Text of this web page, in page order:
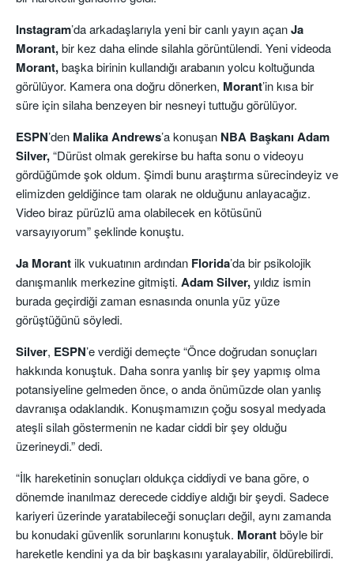
Instagram’da arkadaşlarıyla yeni bir canlı yayın açanJa
Morant,bir kez daha elinde silahla görüntülendi. Yeni videoda
Morant,başka birinin kullandığı arabanın yolcu koltuğunda
görülüyor. Kamera ona doğru dönerken, Morant’in kısa bir
süre için silaha benzeyen bir nesneyi tuttuğu görülüyor.
ESPN’den Malika Andrews’a konuşan NBA Başkanı Adam
Silver,“Dürüst olmak gerekirse bu hafta sonu o videoyu
gördüğümde şok oldum. Şimdi bunu araştırma sürecindeyiz ve
elimizden geldiğince tam olarak ne olduğunu anlayacağız.
Video biraz pürüzlü ama olabilecek en kötüsünü
varsayıyorum” şeklinde konuştu.
Ja Morantilk vukuatının ardından Florida’da bir psikolojik
danışmanlık merkezine gitmişti. Adam Silver,yıldız ismin
burada geçirdiği zaman esnasında onunla yüz yüze
görüştüğünü söyledi.
Silver, ESPN’e verdiği demeçte “Önce doğrudan sonuçları
hakkında konuştuk. Daha sonra yanlış bir şey yapmış olma
potansiyeline gelmeden önce, o anda önümüzde olan yanlış
davranışa odaklandık. Konuşmamızın çoğu sosyal medyada
ateşli silah göstermenin ne kadar ciddi bir şey olduğu
üzerineydi.” dedi.
“İlk hareketinin sonuçları oldukça ciddiydi ve bana göre, o
dönemde inanılmaz derecede ciddiye aldığı bir şeydi. Sadece
kariyeri üzerinde yaratabileceği sonuçları değil, aynı zamanda
bu konudaki güvenlik sorunlarını konuştuk. Morantböyle bir
hareketle kendini ya da bir başkasını yaralayabilir, öldürebilirdi.